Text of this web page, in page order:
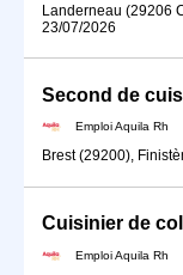
Landerneau (29206
23/07/2026
Second de
Emploi Aquila Rh
Brest (29200),
Cuisinier de
Emploi Aquila Rh